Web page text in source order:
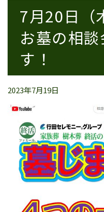
7月20日（
お墓の相
す！
2023年7月19日